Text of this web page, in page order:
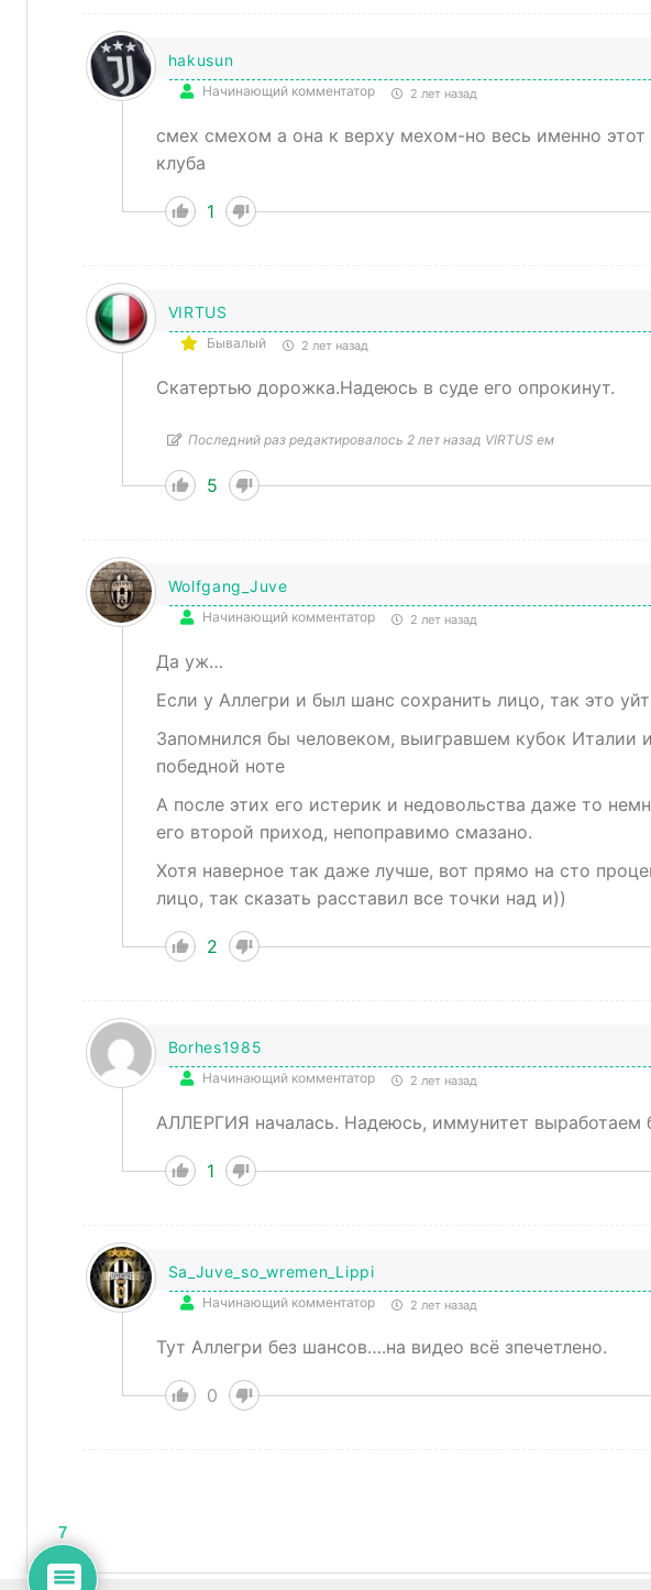
hakusun
Начинающий комментатор 2 лет назад
смех смехом а она к верху мехом-но весь именно
клуба
1
VIRTUS
Бывалый 2 лет назад
Скатертью дорожка.Надеюсь в суде его опрокинут.
Последний раз редактировалось 2 лет назад VIRTUS ем
5
Wolfgang_Juve
Начинающий комментатор 2 лет назад
Да уж…
Если у Аллегри и был шанс сохранить лицо, так это
Запомнился бы человеком, выигравшем кубок Италии
победной ноте
А после этих его истерик и недовольства даже то
его второй приход, непоправимо смазано.
Хотя наверное так даже лучше, вот прямо на сто
лицо, так сказать расставил все точки над и))
2
Borhes1985
Начинающий комментатор 2 лет назад
АЛЛЕРГИЯ началась. Надеюсь, иммунитет выработаем
1
Sa_Juve_so_wremen_Lippi
Начинающий комментатор 2 лет назад
Тут Аллегри без шансов….на видео всё зпечетлено.
0
7